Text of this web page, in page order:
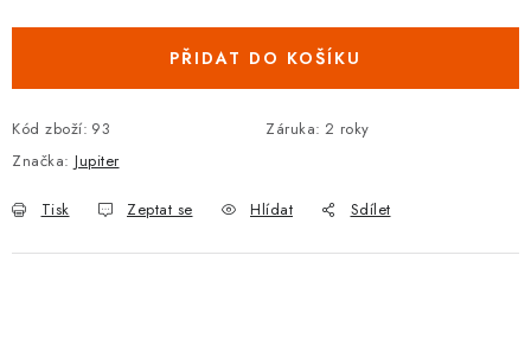
PŘIDAT DO KOŠÍKU
Kód zboží: 93 Záruka: 2 roky
Značka: Jupiter
Tisk Zeptat se Hlídat Sdílet